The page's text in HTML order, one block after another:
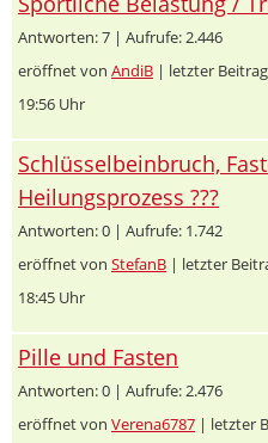
Antworten: 7 | Aufrufe: 2.446
eröffnet von AndiB | letzter
19:56 Uhr
Schlüsselbeinbruch,
Heilungsprozess ???
Antworten: 0 | Aufrufe: 1.742
eröffnet von StefanB | letzter
18:45 Uhr
Pille und Fasten
Antworten: 0 | Aufrufe: 2.476
eröffnet von Verena6787 | letzter